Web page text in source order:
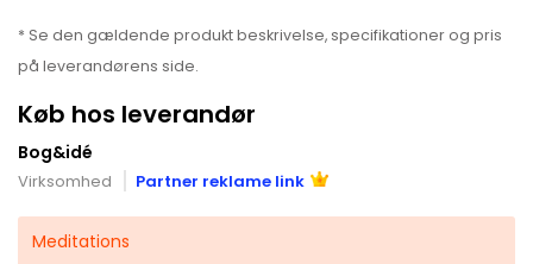
* Se den gældende produkt beskrivelse, specifikationer og pris
på leverandørens side.
Køb hos leverandør
Bog&idé
Virksomhed Partner reklame link
Meditations